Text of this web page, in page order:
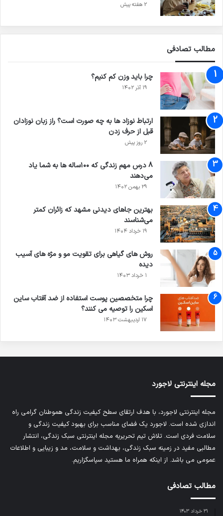
2 هفته پیش
مطالب تصادفی
چرا باید وزن کم کنیم؟
۱۹ آذر ۱۴۰۲
ارتباط نوزاد ها به چه صورت است؟ راز زبان نوزادان
قبل از حرف زدن
2 روز پیش
8 درس مهم زندگی که ۱۰۰ساله ‌ها به شما یاد
می‌دهند
۲۹ بهمن ۱۴۰۲
بهترین جاهای دیدنی مشهد که زائران کمتر
می‌شناسند
۱۹ خرداد ۱۴۰۴
روش های گیاهی برای تقویت مو و مژه های آسیب
دیده
۱ خرداد ۱۴۰۳
چرا متخصصین پوست استفاده از ضد آفتاب ساین
اسکین را توصیه می کنند؟
۱۷ اردیبهشت ۱۴۰۳
مجله اینترنتی لاجورد
مجله اینترنتی لاجورد، با هدف ارتقای سطح کیفیت زندگی هموطنان گرامی راه
اندازی شده است. لاجورد یک فضای مناسب برای بهبود کیفیت زندگی و
سلامت فردی است. تلاش تیم تحریریه مجله اینترنتی سبک زندگی، انتشار
مطالبی مفید در زمینه سبک زندگی، بهداشت و سلامت، مد و زیبایی و اطلاعات
عمومی می باشد. از اینکه همراه ما هستید سپاسگزاریم.
مطالب تصادفی
۳۱ خرداد ۱۴۰۳